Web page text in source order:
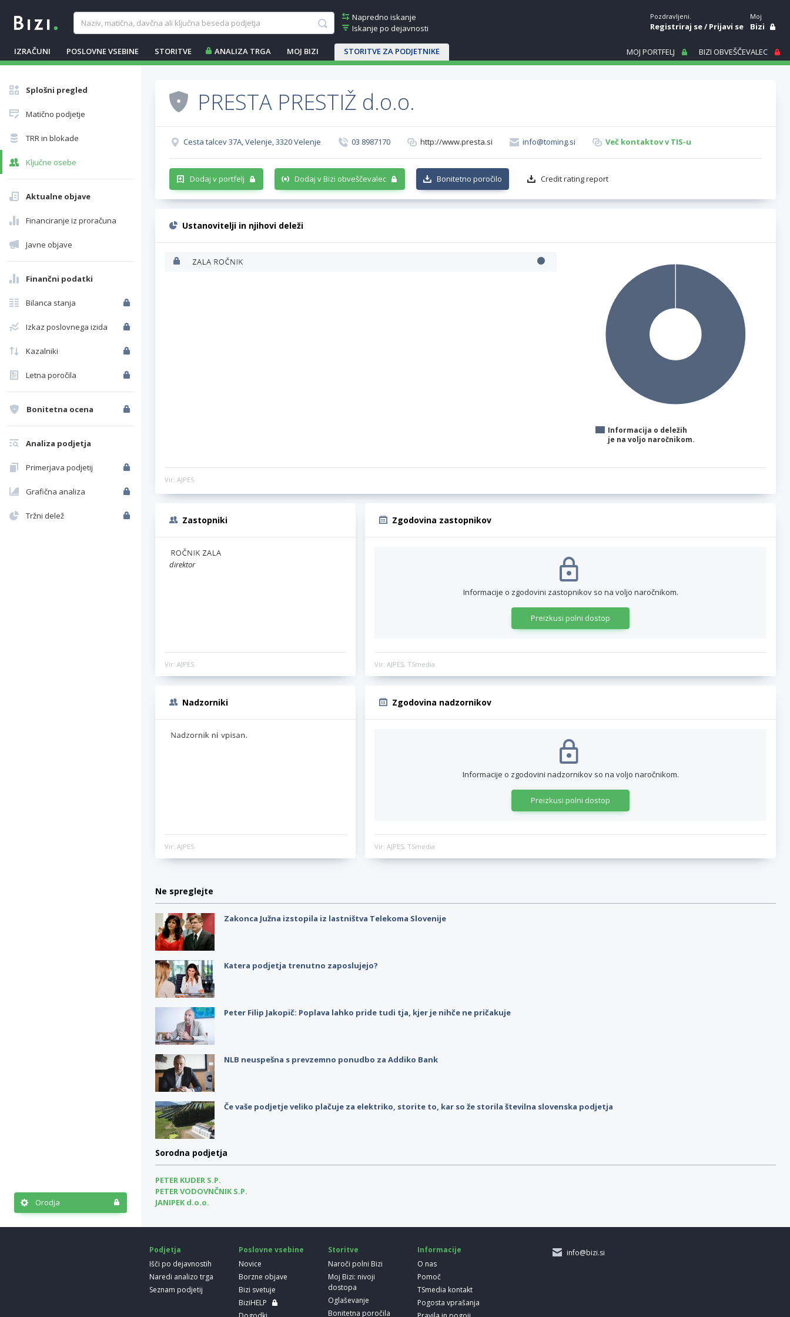
Napredno iskanje
Iskanje po dejavnosti
IZRAČUNI POSLOVNE VSEBINE STORITVE ANALIZA TRGA MOJ BIZI STORITVE ZA PODJETNIKE
Pozdravljeni.
Registriraj se/Prijavi se
Moj
Bizi
MOJ PORTFELJ BIZI OBVEŠČEVALEC
Splošni pregled
Matično podjetje
TRR in blokade
Ključne osebe
Aktualne objave
Financiranje iz proračuna
Javne objave
Finančni podatki
Bilanca stanja
Izkaz poslovnega izida
Kazalniki
Letna poročila
Bonitetna ocena
Analiza podjetja
Primerjava podjetij
Grafična analiza
Tržni delež
Orodja
PRESTA PRESTIŽ d.o.o.
Cesta talcev 37A, Velenje, 3320 Velenje 03 8987170 http://www.presta.si info@toming.si Več kontaktov v TIS-u
Dodaj v portfelj Dodaj v Bizi obveščevalec Bonitetno poročilo Credit rating report
Ustanovitelji in njihovi deleži
Informacija o deležih
je na voljo naročnikom.
Vir: AJPES
Zastopniki
direktor
Vir: AJPES
Zgodovina zastopnikov
Informacije o zgodovini zastopnikov so na voljo naročnikom.
Preizkusi polni dostop
Vir: AJPES, TSmedia
Nadzorniki
Vir: AJPES
Zgodovina nadzornikov
Informacije o zgodovini nadzornikov so na voljo naročnikom.
Preizkusi polni dostop
Vir: AJPES, TSmedia
Ne spreglejte
Zakonca Južna izstopila iz lastništva Telekoma Slovenije
Katera podjetja trenutno zaposlujejo?
Peter Filip Jakopič: Poplava lahko pride tudi tja, kjer je nihče ne pričakuje
NLB neuspešna s prevzemno ponudbo za Addiko Bank
Če vaše podjetje veliko plačuje za elektriko, storite to, kar so že storila številna slovenska podjetja
Sorodna podjetja
PETER KUDER S.P.
PETER VODOVNČNIK S.P.
JANIPEK d.o.o.
Podjetja
Išči po dejavnostih
Naredi analizo trga
Seznam podjetij
Poslovne vsebine
Novice
Borzne objave
Bizi svetuje
BiziHELP
Storitve
Naroči polni Bizi
Moj Bizi: nivoji
dostopa
Oglaševanje
Bonitetna poročila
Informacije
O nas
Pomoč
TSmedia kontakt
Pogosta vprašanja
info@bizi.si